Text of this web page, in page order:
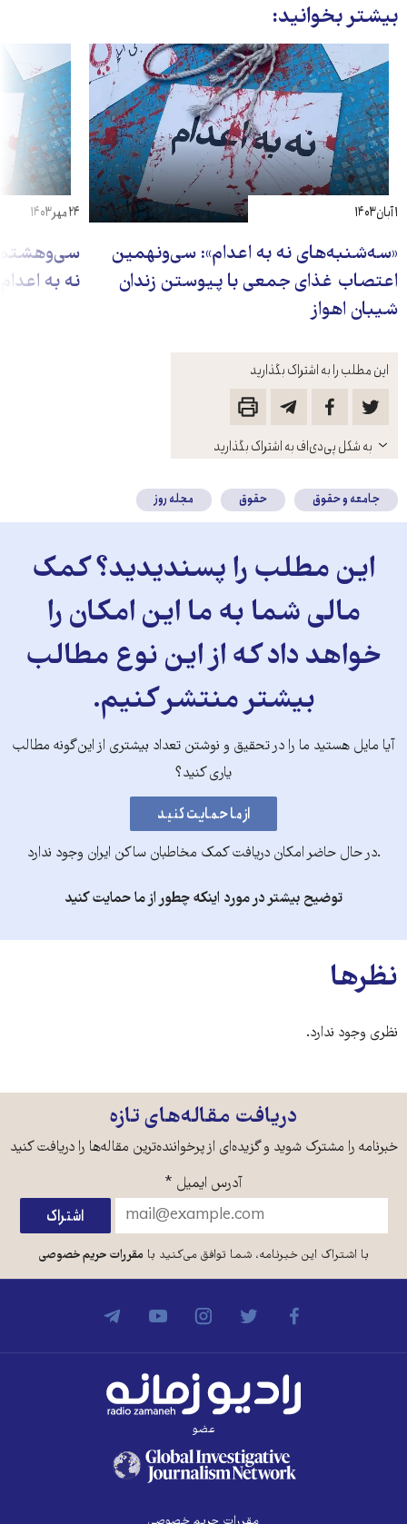
این مطلب را به اشتراک بگذارید
باز
کنید
به شکل پی‌دی‌اف به اشتراک بگذارید
بیشتر بخوانید:
«سه‌شنبه‌های نه به اعدام»: سی‌ونهمین
اعتصاب غذای جمعی با پیوستن زندان
شیبان اهواز
۱ آبان ۱۴۰۳
نه به
۲۴ مهر ۱۴۰۳
جامعه و حقوق حقوق مجله روز
این مطلب را پسندیدید؟ کمک
مالی شما به ما این امکان را
خواهد داد که از این نوع مطالب
بیشتر منتشر کنیم.
آیا مایل هستید ما را در تحقیق و نوشتن تعداد بیشتری از این‌گونه مطالب
یاری کنید؟
.در حال حاضر امکان دریافت کمک مخاطبان ساکن ایران وجود ندارد
توضیح بیشتر در مورد اینکه چطور از ما حمایت کنید
نظرها
نظری وجود ندارد.
دریافت مقاله‌های تازه
خبرنامه را مشترک شوید و گزیده‌ای از پرخواننده‌ترین مقاله‌ها را دریافت کنید
آدرس ایمیل *
با اشتراک این خبرنامه، شما توافق می‌کنید بامقررات حریم خصوصی
عضو